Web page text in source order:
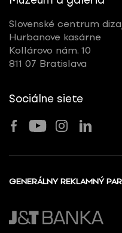
Slovenské centrum
Hurbanove kasárne
Kollárovo nám. 10
811 07 Bratislava
Sociálne siete
GENERÁLNY REKLAMNÝ